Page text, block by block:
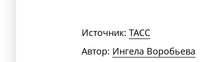
Источник: ТАСС
Автор: Ингела Воробьева